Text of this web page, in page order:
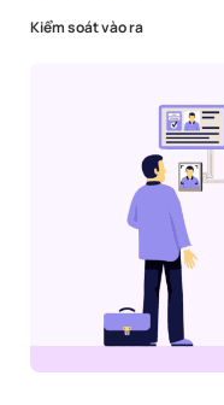
Kiểm soát vào ra